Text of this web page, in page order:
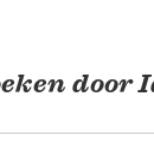
door